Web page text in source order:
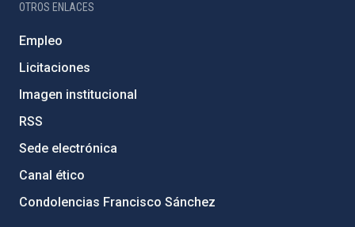
OTROS ENLACES
Empleo
Licitaciones
Imagen institucional
RSS
Sede electrónica
Canal ético
Condolencias Francisco Sánchez